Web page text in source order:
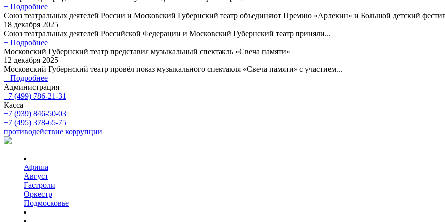
+ Подробнее
Союз театральных деятелей России и Московский Губернский театр объединяют Премию «Арлекин» и Большой детский
18 декабря 2025
Союз театральных деятелей Российской Федерации и Московский Губернский театр приняли...
+ Подробнее
Московский Губернский театр представил музыкальный спектакль «Свеча памяти»
12 декабря 2025
Московский Губернский театр провёл показ музыкального спектакля «Свеча памяти» с участием...
+ Подробнее
Администрация
+7 (499) 786-21-31
Касса
+7 (939) 846-50-03
+7 (495) 378-65-75
противодействие коррупции
Афиша
Август
Гастроли
Оркестр
Подмосковье